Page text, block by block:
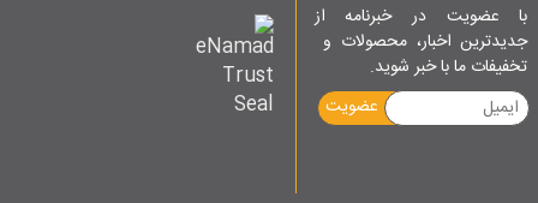
با عضویت در خبرنامه از
جدیدترین اخبار، محصولات و
تخفیفات ما با خبر شوید.
عضویت